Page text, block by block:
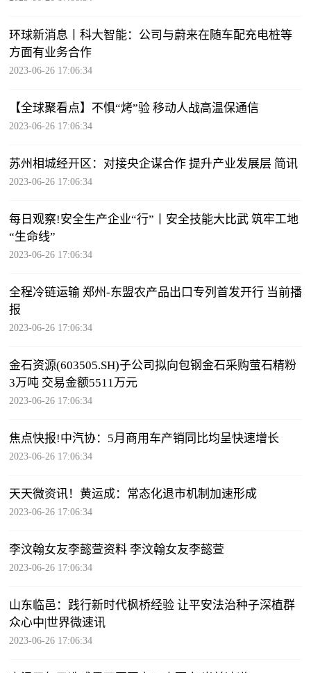
环球新消息丨科大智能：公司与蔚来在随车配充电桩等
方面有业务合作
2023-06-26 17:06:34
【全球聚看点】不惧“烤”验 移动人战高温保通信
2023-06-26 17:06:34
苏州相城经开区：对接央企谋合作 提升产业发展层 简讯
2023-06-26 17:06:34
每日观察!安全生产企业“行”丨安全技能大比武 筑牢工地
“生命线”
2023-06-26 17:06:34
全程冷链运输 郑州-东盟农产品出口专列首发开行 当前播
报
2023-06-26 17:06:34
金石资源(603505.SH)子公司拟向包钢金石采购萤石精粉
3万吨 交易金额5511万元
2023-06-26 17:06:34
焦点快报!中汽协：5月商用车产销同比均呈快速增长
2023-06-26 17:06:34
天天微资讯！黄运成：常态化退市机制加速形成
2023-06-26 17:06:34
李汶翰女友李懿萱资料 李汶翰女友李懿萱
2023-06-26 17:06:34
山东临邑：践行新时代枫桥经验 让平安法治种子深植群
众心中|世界微速讯
2023-06-26 17:06:34